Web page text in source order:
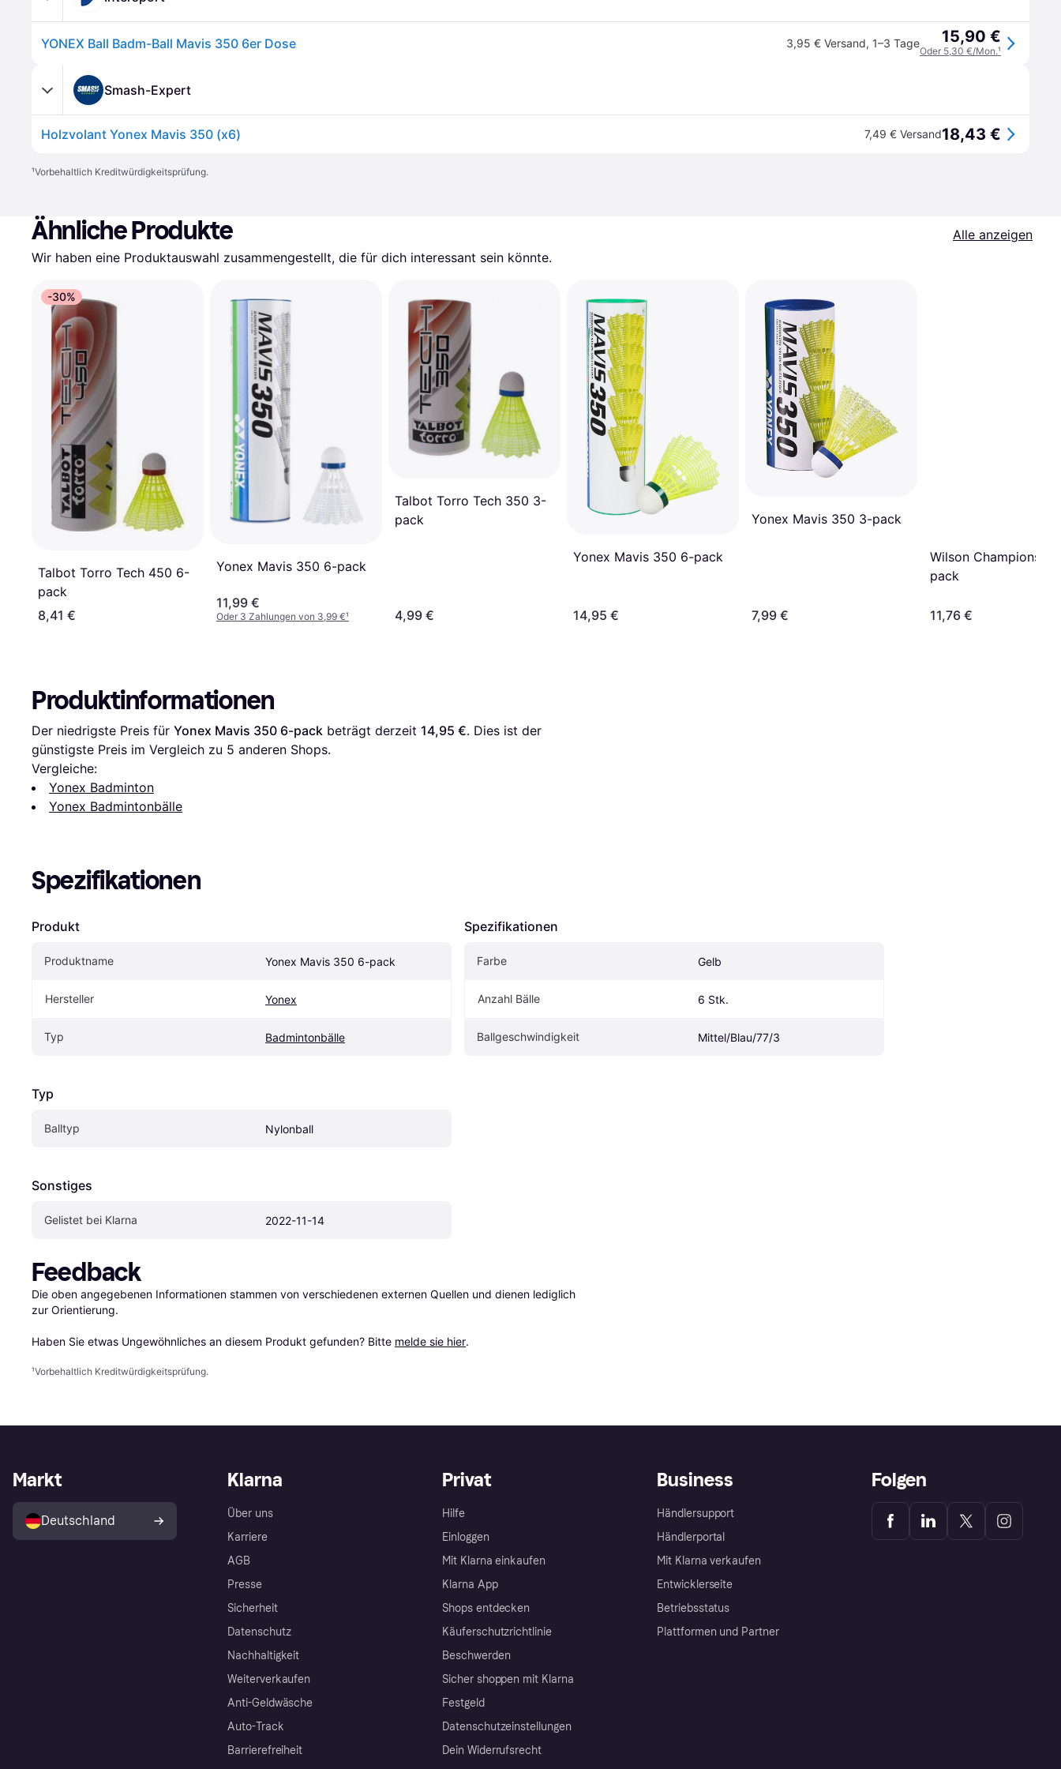
YONEX Ball Badm-Ball Mavis 350 6er Dose 3,95 € Versand, 1–3 Tage 15,90 €
Oder 5,30 €/Mon.¹
Smash-Expert
Holzvolant Yonex Mavis 350 (x6) 7,49 € Versand18,43 €
¹Vorbehaltlich Kreditwürdigkeitsprüfung.
Ähnliche Produkte
Alle anzeigen
Wir haben eine Produktauswahl zusammengestellt, die für dich interessant sein könnte.
-30%
Talbot Torro Tech 450 6-
pack
8,41 €
Yonex Mavis 350 6-pack
11,99 €
Oder 3 Zahlungen von 3,99 €¹
Talbot Torro Tech 350 3-
pack
4,99 €
Yonex Mavis 350 6-pack
14,95 €
Yonex Mavis 350 3-pack
7,99 €
Wilson
pack
11,76 €
Produktinformationen
Der niedrigste Preis für Yonex Mavis 350 6-pack beträgt derzeit 14,95 €. Dies ist der
günstigste Preis im Vergleich zu 5 anderen Shops.
Vergleiche:
Yonex Badminton
Yonex Badmintonbälle
Spezifikationen
Produkt
Produktname Yonex Mavis 350 6-pack
Hersteller Yonex
Typ Badmintonbälle
Typ
Balltyp Nylonball
Sonstiges
Gelistet bei Klarna 2022-11-14
Spezifikationen
Farbe Gelb
Anzahl Bälle 6 Stk.
Ballgeschwindigkeit Mittel/Blau/77/3
Feedback
Die oben angegebenen Informationen stammen von verschiedenen externen Quellen und dienen lediglich
zur Orientierung.
Haben Sie etwas Ungewöhnliches an diesem Produkt gefunden? Bitte melde sie hier.
¹Vorbehaltlich Kreditwürdigkeitsprüfung.
Klarna
Über uns
Karriere
AGB
Presse
Sicherheit
Datenschutz
Nachhaltigkeit
Weiterverkaufen
Anti-Geldwäsche
Auto-Track
Barrierefreiheit
Privat
Hilfe
Einloggen
Mit Klarna einkaufen
Klarna App
Shops entdecken
Käuferschutzrichtlinie
Beschwerden
Sicher shoppen mit Klarna
Festgeld
Datenschutzeinstellungen
Dein Widerrufsrecht
Business
Händlersupport
Händlerportal
Mit Klarna verkaufen
Entwicklerseite
Betriebsstatus
Plattformen und Partner
Markt
Deutschland
Folgen